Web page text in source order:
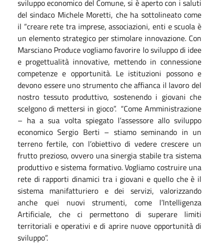
sviluppo economico del Comune, si è aperto con i saluti
del sindaco Michele Moretti, che ha sottolineato come
il “creare rete tra imprese, associazioni, enti e scuola è
un elemento strategico per stimolare innovazione. Con
Marsciano Produce vogliamo favorire lo sviluppo di idee
e progettualità innovative, mettendo in connessione
competenze e opportunità. Le istituzioni possono e
devono essere uno strumento che affianca il lavoro del
nostro tessuto produttivo, sostenendo i giovani che
scelgono di mettersi in gioco”. “Come Amministrazione
– ha a sua volta spiegato l’assessore allo sviluppo
economico Sergio Berti – stiamo seminando in un
terreno fertile, con l’obiettivo di vedere crescere un
frutto prezioso, ovvero una sinergia stabile tra sistema
produttivo e sistema formativo. Vogliamo costruire una
rete di rapporti dinamici tra i giovani e quello che è il
sistema manifatturiero e dei servizi, valorizzando
anche quei nuovi strumenti, come l’Intelligenza
Artificiale, che ci permettono di superare limiti
territoriali e operativi e di aprire nuove opportunità di
sviluppo”.